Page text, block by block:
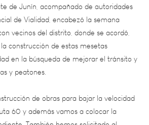
vecinos del distrito, donde se acordó,
de estas mesetas
la búsqueda de mejorar el tránsito y
y peatones.
de obras para bajar la velocidad
60 y además vamos a colocar la
También hemos solicitado al